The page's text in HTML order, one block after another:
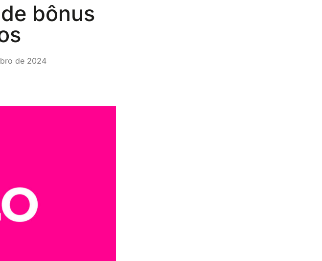
bônus
de 2024